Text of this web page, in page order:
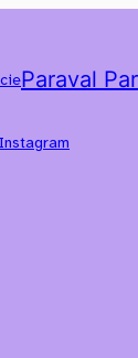
Paraval
Instagram